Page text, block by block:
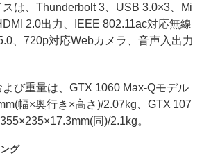
は、Thunderbolt 3、USB 3.0×3、Mi
2.0出力、IEEE 802.11ac対応無線
、720p対応Webカメラ、音声入出力
び重量は、GTX 1060 Max-Qモデル
幅×奥行き×高さ)/2.07kg、GTX 107
同)/2.1kg。
グ